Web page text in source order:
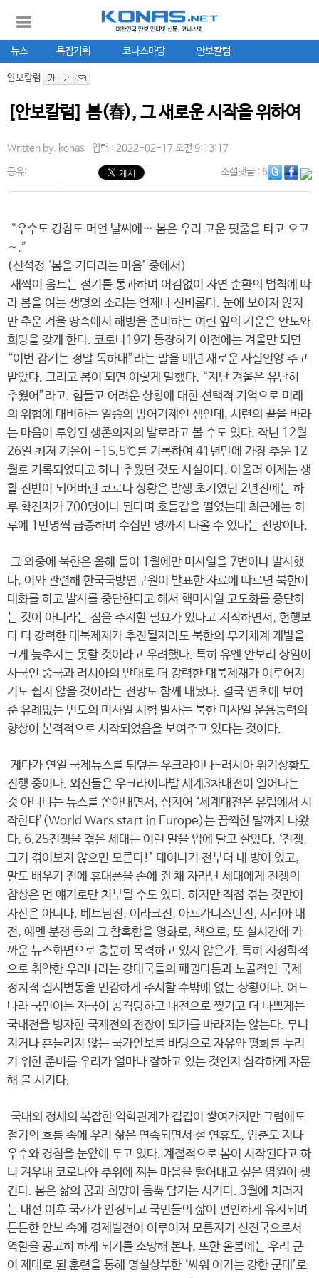
뉴스 특집기획 코나스마당 안보칼럼
안보칼럼
[안보칼럼] 봄(春), 그 새로운 시작을 위하여
Written by. konas 입력 : 2022-02-17 오전 9:13:17
공유: 소셜댓글: 6
“우수도 경칩도 머언 날씨에… 봄은 우리 고운 핏줄을 타고 오고
∼.”
(신석정 ‘봄을 기다리는 마음’ 중에서)
새싹이 움트는 절기를 통과하며 어김없이 자연 순환의 법칙에 따
라 봄을 여는 생명의 소리는 언제나 신비롭다. 눈에 보이지 않지
만 추운 겨울 땅속에서 해빙을 준비하는 여린 잎의 기운은 안도와
희망을 갖게 한다. 코로나19가 등장하기 이전에는 겨울만 되면
“이번 감기는 정말 독하대”라는 말을 매년 새로운 사실인양 주고
받았다. 그리고 봄이 되면 이렇게 말했다. “지난 겨울은 유난히
추웠어”라고. 힘들고 어려운 상황에 대한 선택적 기억으로 미래
의 위협에 대비하는 일종의 방어기제인 셈인데, 시련의 끝을 바라
는 마음이 투영된 생존의지의 발로라고 볼 수도 있다. 작년 12월
26일 최저 기온이 -15.5℃를 기록하여 41년만에 가장 추운 12
월로 기록되었다고 하니 추웠던 것도 사실이다. 아울러 이제는 생
활 전반이 되어버린 코로나 상황은 발생 초기였던 2년전에는 하
루 확진자가 700명이나 된다며 호들갑을 떨었는데 최근에는 하
루에 1만명씩 급증하며 수십만 명까지 나올 수 있다는 전망이다.
그 와중에 북한은 올해 들어 1월에만 미사일을 7번이나 발사했
다. 이와 관련해 한국국방연구원이 발표한 자료에 따르면 북한이
대화를 하고 발사를 중단한다고 해서 핵미사일 고도화를 중단하
는 것이 아니라는 점을 주지할 필요가 있다고 지적하면서, 현행보
다 더 강력한 대북제재가 추진될지라도 북한의 무기체계 개발을
크게 늦추지는 못할 것이라고 우려했다. 특히 유엔 안보리 상임이
사국인 중국과 러시아의 반대로 더 강력한 대북제재가 이루어지
기도 쉽지 않을 것이라는 전망도 함께 내놨다. 결국 연초에 보여
준 유례없는 빈도의 미사일 시험 발사는 북한 미사일 운용능력의
향상이 본격적으로 시작되었음을 보여주고 있다는 것이다.
게다가 연일 국제뉴스를 뒤덮는 우크라이나-러시아 위기상황도
진행 중이다. 외신들은 우크라이나발 세계3차대전이 일어나는
것 아니냐는 뉴스를 쏟아내면서, 심지어 ‘세계대전은 유럽에서 시
작한다’(World Wars start in Europe)는 끔찍한 말까지 나왔
다. 6.25전쟁을 겪은 세대는 이런 말을 입에 달고 살았다. ‘전쟁,
그거 겪어보지 않으면 모른다!’ 태어나기 전부터 내 방이 있고,
말도 배우기 전에 휴대폰을 손에 쥔 채 자라난 세대에게 전쟁의
참상은 먼 얘기로만 치부될 수도 있다. 하지만 직접 겪는 것만이
자산은 아니다. 베트남전, 이라크전, 아프가니스탄전, 시리아 내
전, 예멘 분쟁 등의 그 참혹함을 영화로, 책으로, 또 실시간에 가
까운 뉴스화면으로 충분히 목격하고 있지 않은가. 특히 지정학적
으로 취약한 우리나라는 강대국들의 패권다툼과 노골적인 국제
정치적 질서변동을 민감하게 주시할 수밖에 없는 상황이다. 어느
나라 국민이든 자국이 공격당하고 내전으로 찢기고 더 나쁘게는
국내전을 빙자한 국제전의 전장이 되기를 바라지는 않는다. 무너
지거나 흔들리지 않는 국가안보를 바탕으로 자유와 평화를 누리
기 위한 준비를 우리가 얼마나 잘하고 있는 것인지 심각하게 자문
해 볼 시기다.
국내외 정세의 복잡한 역학관계가 겹겹이 쌓여가지만 그럼에도
절기의 흐름 속에 우리 삶은 연속되면서 설 연휴도, 입춘도 지나
우수와 경칩을 눈앞에 두고 있다. 계절적으로 봄이 시작된다고 하
니 겨우내 코로나와 추위에 찌든 마음을 털어내고 싶은 염원이 생
긴다. 봄은 삶의 꿈과 희망이 듬뿍 담기는 시기다. 3월에 치러지
는 대선 이후 국가가 안정되고 국민들의 삶이 편안하게 유지되며
튼튼한 안보 속에 경제발전이 이루어져 모름지기 선진국으로서
역할을 공고히 하게 되기를 소망해 본다. 또한 올봄에는 우리 군
이 제대로 된 훈련을 통해 명실상부한 ‘싸워 이기는 강한 군대’로